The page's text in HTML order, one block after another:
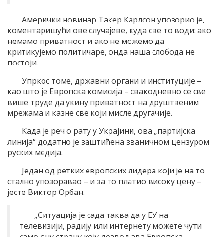
Амерички новинар Такер Карлсон упозорио је,
коментаришући ове случајеве, куда све то води: ако
немамо приватност и ако не можемо да
критикујемо политичаре, онда наша слобода не
постоји.
Упркос томе, државни органи и институције –
као што је Европска комисија – свакодневно се све
више труде да укину приватност на друштвеним
мрежама и казне све који мисле другачије.
Када је реч о рату у Украјини, ова „партијска
линија“ додатно је заштићена званичном цензуром
руских медија.
Један од ретких европских лидера који је на то
стално упозоравао – и за то платио високу цену –
јесте Виктор Орбан.
„Ситуација је сада таква да у ЕУ на
телевизији, радију или интернету можете чути